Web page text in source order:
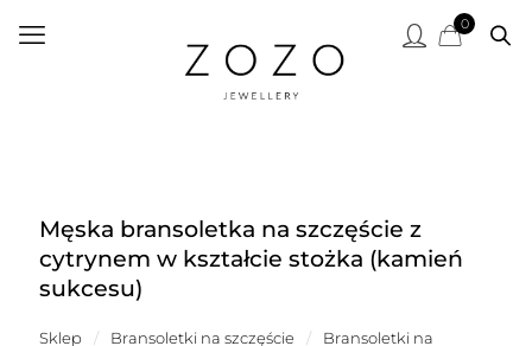
0
Męska bransoletka na szczęście z
cytrynem w kształcie stożka (kamień
sukcesu)
Sklep / Bransoletki na szczęście /
Bransoletki na